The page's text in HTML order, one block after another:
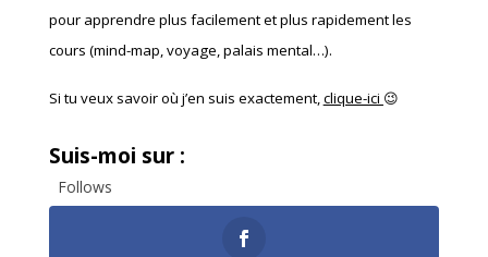
pour apprendre plus facilement et plus rapidement les
cours (mind-map, voyage, palais mental…).
Si tu veux savoir où j’en suis exactement,clique-ici 😉
Suis-moi sur :
Follows